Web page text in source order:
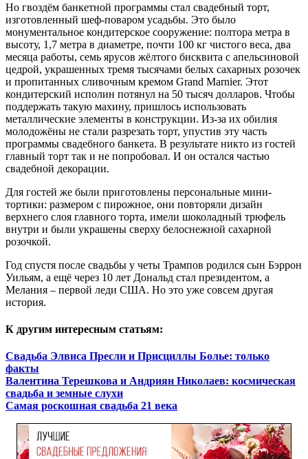
Но гвоздём банкетной программы стал свадебный торт,
изготовленный шеф-поваром усадьбы. Это было
монументальное кондитерское сооружение: полтора метра в
высоту, 1,7 метра в диаметре, почти 100 кг чистого веса, два
месяца работы, семь ярусов жёлтого бисквита с апельсиновой
цедрой, украшенных тремя тысячами белых сахарных розочек
и пропитанных сливочным кремом Grand Marnier. Этот
кондитерский исполин потянул на 50 тысяч долларов. Чтобы
поддержать такую махину, пришлось использовать
металлические элементы в конструкции. Из-за их обилия
молодожёны не стали разрезать торт, упустив эту часть
программы свадебного банкета. В результате никто из гостей
главный торт так и не попробовал. И он остался частью
свадебной декорации.
Для гостей же были приготовлены персональные мини-
тортики: размером с пирожное, они повторяли дизайн
верхнего слоя главного торта, имели шоколадный трюфель
внутри и были украшены сверху белоснежной сахарной
розочкой.
Год спустя после свадьбы у четы Трампов родился сын Бэррон
Уильям, а ещё через 10 лет Дональд стал президентом, а
Мелания – первой леди США. Но это уже совсем другая
история.
К другим интересным статьям:
Свадьба Элвиса Пресли и Присциллы Болье: только
факты
Валентина Терешкова и Андриян Николаев: космическая
свадьба и земные слухи
Самая роскошная свадьба 21 века